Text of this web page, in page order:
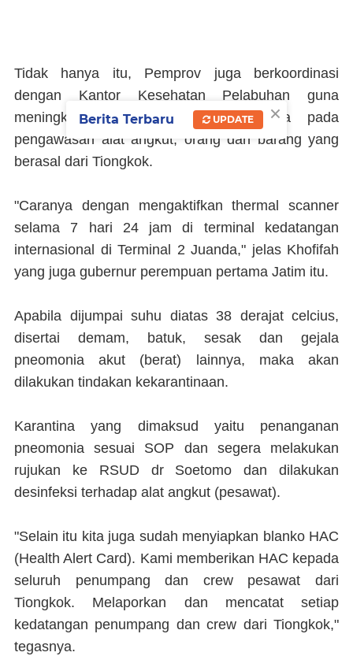
Tidak hanya itu, Pemprov juga berkoordinasi
dengan Kantor Kesehatan Pelabuhan guna
meningkatkan kewaspadaan khususnya pada
pengawasan alat angkut, orang dan barang yang
berasal dari Tiongkok.
"Caranya dengan mengaktifkan thermal scanner
selama 7 hari 24 jam di terminal kedatangan
internasional di Terminal 2 Juanda," jelas Khofifah
yang juga gubernur perempuan pertama Jatim itu.
Apabila dijumpai suhu diatas 38 derajat celcius,
disertai demam, batuk, sesak dan gejala
pneomonia akut (berat) lainnya, maka akan
dilakukan tindakan kekarantinaan.
Karantina yang dimaksud yaitu penanganan
pneomonia sesuai SOP dan segera melakukan
rujukan ke RSUD dr Soetomo dan dilakukan
desinfeksi terhadap alat angkut (pesawat).
"Selain itu kita juga sudah menyiapkan blanko HAC
(Health Alert Card). Kami memberikan HAC kepada
seluruh penumpang dan crew pesawat dari
Tiongkok. Melaporkan dan mencatat setiap
kedatangan penumpang dan crew dari Tiongkok,"
tegasnya.
×
Berita Terbaru UPDATE